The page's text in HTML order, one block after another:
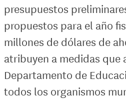
presupuestos
propuestos para el año
millones de dólares de
atribuyen a medidas que
Departamento de
todos los organismos